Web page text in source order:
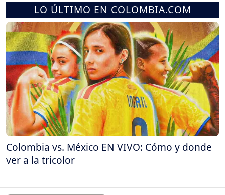
LO ÚLTIMO EN COLOMBIA.COM
Colombia vs. México EN VIVO: Cómo y donde
ver a la tricolor